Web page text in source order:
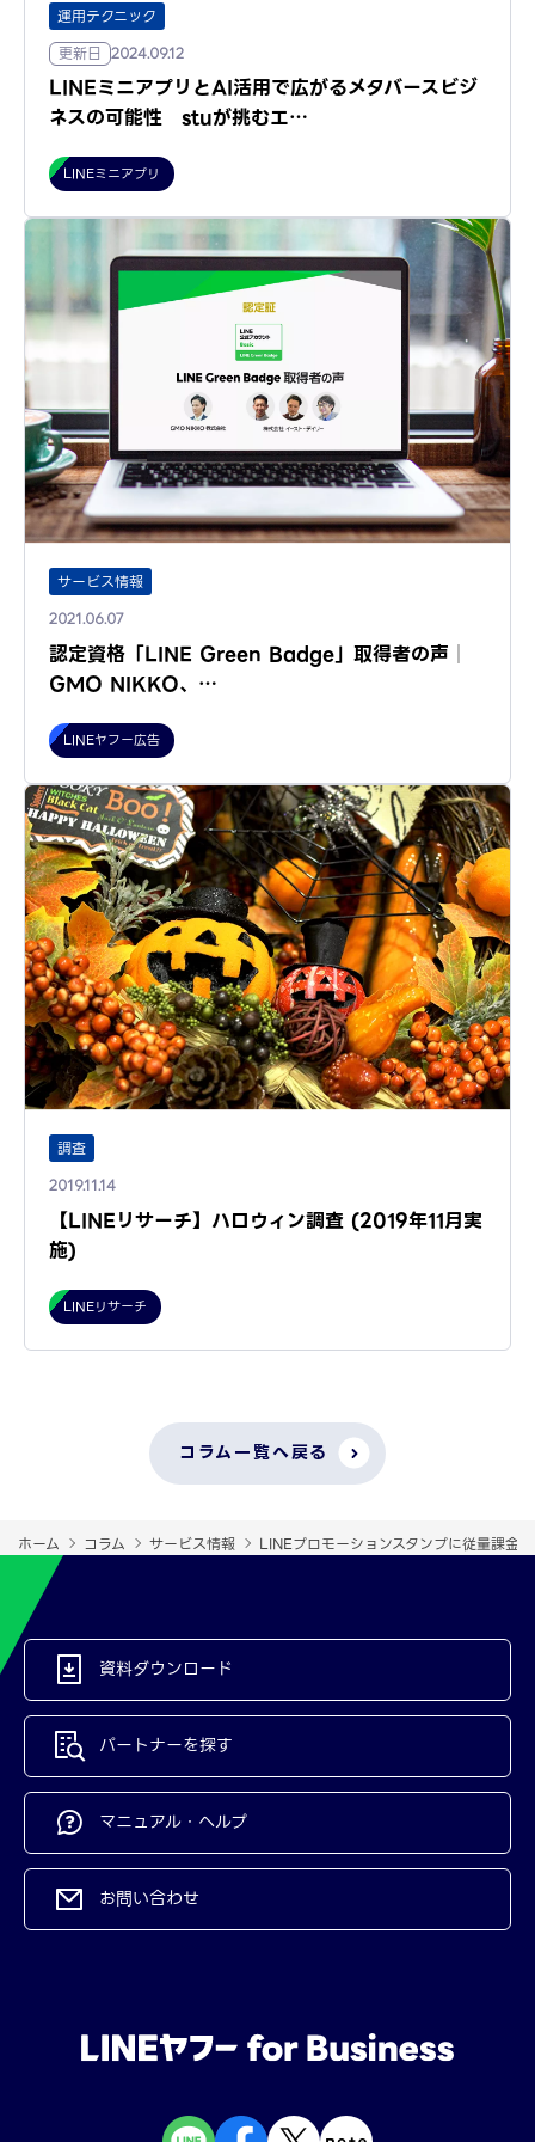
運用テクニック
更新日
2024.09.12
LINEミニアプリとAI活用で広がるメタバースビジ
ネスの可能性 stuが挑むエ…
LINEミニアプリ
サービス情報
2021.06.07
認定資格「LINE Green Badge」取得者の声│
GMO NIKKO、…
LINEヤフー広告
調査
2019.11.14
【LINEリサーチ】ハロウィン調査 (2019年11月実
施)
LINEリサーチ
コラム一覧へ戻る
ホーム コラム サービス情報 LINEプロモーションスタンプに従量課金
資料ダウンロード
パートナーを探す
マニュアル・ヘルプ
お問い合わせ